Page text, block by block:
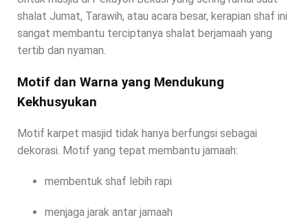
shalat Jumat, Tarawih, atau acara besar, kerapian shaf ini
sangat membantu terciptanya shalat berjamaah yang
tertib dan nyaman.
Motif dan Warna yang Mendukung
Kekhusyukan
Motif karpet masjid tidak hanya berfungsi sebagai
dekorasi. Motif yang tepat membantu jamaah:
membentuk shaf lebih rapi
menjaga jarak antar jamaah